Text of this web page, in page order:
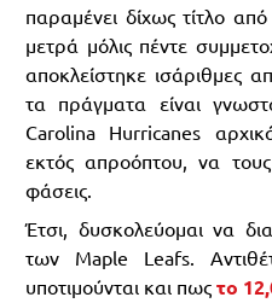
παραμένει δίχως τίτλο
μετρά μόλις πέντε
αποκλείστηκε ισάριθμες
τα πράγματα είναι
Carolina Hurricanes
εκτός απροόπτου, να
φάσεις.
Έτσι, δυσκολεύομαι να
των Maple Leafs.
υποτιμούνται και πως το